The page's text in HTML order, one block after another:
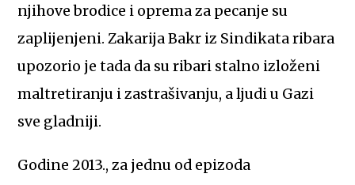
njihove brodice i oprema za pecanje su
zaplijenjeni. Zakarija Bakr iz Sindikata ribara
upozorio je tada da su ribari stalno izloženi
maltretiranju i zastrašivanju, a ljudi u Gazi
sve gladniji.
Godine 2013., za jednu od epizoda